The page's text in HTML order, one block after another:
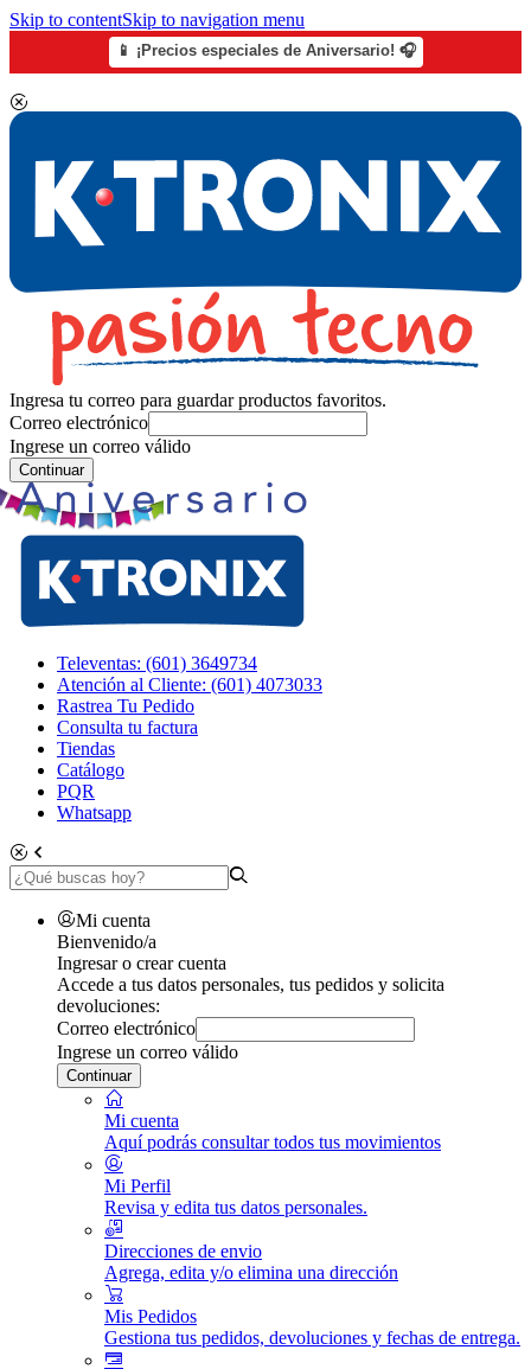
Skip to contentSkip to navigation menu
📱 ¡Precios especiales de Aniversario! 🎧
Ingresa tu correo para guardar productos favoritos.
Correo electrónico
Ingrese un correo válido
Continuar
Televentas: (601) 3649734
Atención al Cliente: (601) 4073033
Rastrea Tu Pedido
Consulta tu factura
Tiendas
Catálogo
PQR
Whatsapp
Mi cuenta
Bienvenido/a
Ingresar o crear cuenta
Accede a tus datos personales, tus pedidos y solicita
devoluciones:
Correo electrónico
Ingrese un correo válido
Continuar
Mi cuenta
Aquí podrás consultar todos tus movimientos
Mi Perfil
Revisa y edita tus datos personales.
Direcciones de envio
Agrega, edita y/o elimina una dirección
Mis Pedidos
Gestiona tus pedidos, devoluciones y fechas de entrega.